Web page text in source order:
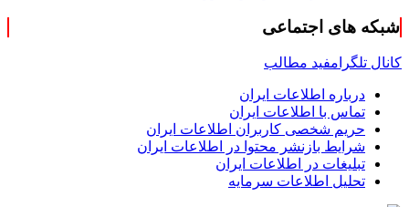
شبکه های اجتماعی
کانال تلگرامفید مطالب
درباره اطلاعات ایران
تماس با اطلاعات ایران
حریم شخصی کاربران اطلاعات ایران
شرایط بازنشر محتوا در اطلاعات ایران
تبلیغات در اطلاعات ایران
تحلیل اطلاعات سرمایه